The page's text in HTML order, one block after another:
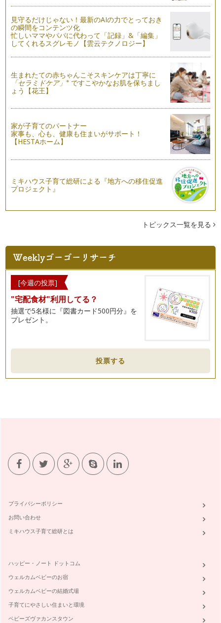
【親子で日本茶！②】「茶葉当てクイズ」で楽しもう
一般的によく目にする日本茶5種類をご紹介します。 写真左か
ら、普通煎茶・深蒸し煎茶…
日本茶講座の参加者のママたちが必ず言う言葉があります。
「お茶の香りに癒されました…
見守るだけじゃない！最新のAIの力でとっておき
の瞬間をコンテンツ化
忙しいママやパパに代わって「記録」&「編集」
してくれるスグレモノ【雲云テクノロジー】
生まれたての赤ちゃんこそスキンケアは丁寧に
「セラミドケア」※ ですこやかなお肌を保ちまし
ょう【花王】
家が子育てのパートナー
家事も、心も、健康も住まいがサポート！
【HESTAホーム】
ミキハウス子育て総研による『地方への移住促進
プロジェクト』
トピックス一覧を見る
[今週の投票]
"宅配食材"利用してる？
抽選で5名様に『図書カード500円分』を
プレゼント。
投票する
プライバシーポリシー
お問い合わせ
ミキハウス子育て総研とは
ハッピー・ノート ドットコム
ウェルカムベビーのお宿
ウェルカムベビーの結婚式場
子育てにやさしい住まいと環境
ベビーズヴァカンスタウン